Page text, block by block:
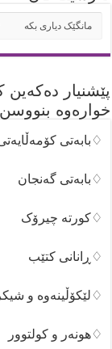
ئه‌رشیفه‌کان
پێشنیار
خوارەوە
♢بابەتی
♢بابەتی گەنجان
♢کورتە چیرۆک
♢ڕانانی کتێب
♢لێکۆڵینەوە و
♢هونەر و کولتوور